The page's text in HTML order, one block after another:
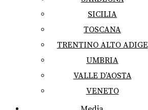
SICILIA
TOSCANA
TRENTINO ALTO ADIGE
UMBRIA
VALLE D’AOSTA
VENETO